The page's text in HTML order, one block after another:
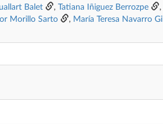
Balet , Tatiana Iñiguez Berrozpe ,
Morillo Sarto , María Teresa Navarro Gil